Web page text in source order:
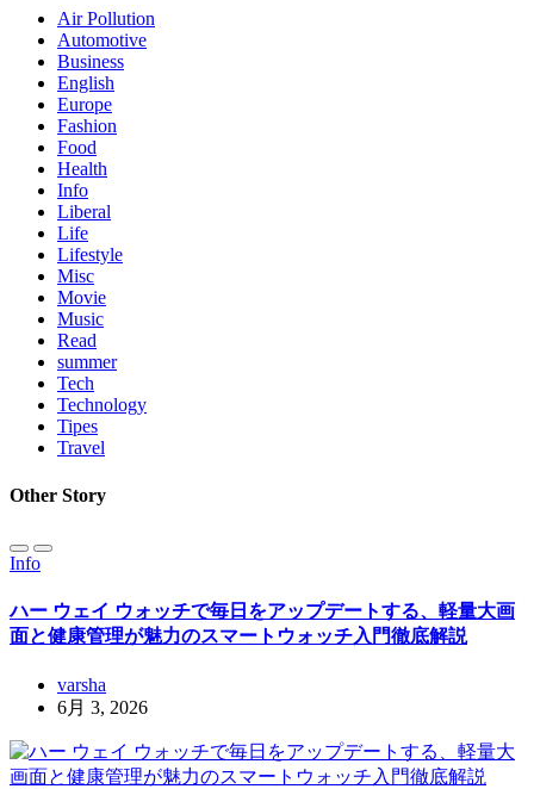
Air Pollution
Automotive
Business
English
Europe
Fashion
Food
Health
Info
Liberal
Life
Lifestyle
Misc
Movie
Music
Read
summer
Tech
Technology
Tipes
Travel
Other Story
Info
ハー ウェイ ウォッチで毎日をアップデートする、軽量大画
面と健康管理が魅力のスマートウォッチ入門徹底解説
varsha
6月 3, 2026